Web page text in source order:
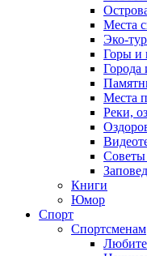
Места
Эко-
Горы и
Города
Места
Реки,
Советы
Книги
Юмор
Спорт
Спортсменам